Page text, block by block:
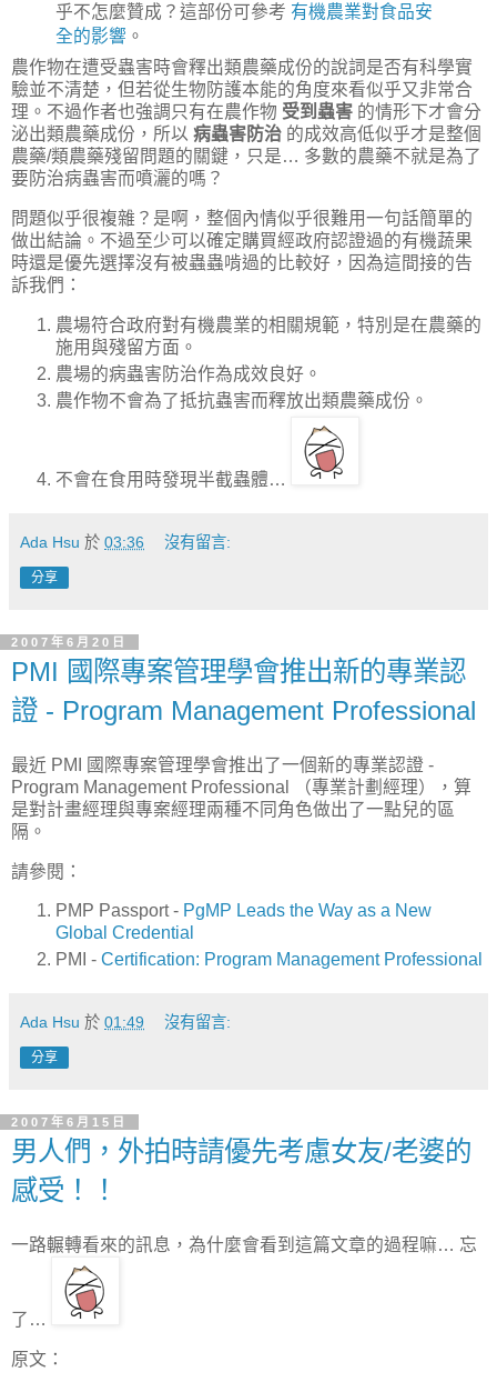
乎不怎麼贊成？這部份可參考 有機農業對食品安
全的影響 。
農作物在遭受蟲害時會釋出類農藥成份的說詞是否有科學實
驗並不清楚，但若從生物防護本能的角度來看似乎又非常合
理。不過作者也強調只有在農作物 受到蟲害 的情形下才會分
泌出類農藥成份，所以 病蟲害防治 的成效高低似乎才是整個
農藥/類農藥殘留問題的關鍵，只是… 多數的農藥不就是為了
要防治病蟲害而噴灑的嗎？
問題似乎很複雜？是啊，整個內情似乎很難用一句話簡單的
做出結論。不過至少可以確定購買經政府認證過的有機蔬果
時還是優先選擇沒有被蟲蟲啃過的比較好，因為這間接的告
訴我們：
農場符合政府對有機農業的相關規範，特別是在農藥的
施用與殘留方面。
農場的病蟲害防治作為成效良好。
農作物不會為了抵抗蟲害而釋放出類農藥成份。
不會在食用時發現半截蟲體…
Ada Hsu 於 03:36 沒有留言:
分享
2007年6月20日
PMI 國際專案管理學會推出新的專業認
證 - Program Management Professional
最近 PMI 國際專案管理學會推出了一個新的專業認證 -
Program Management Professional （專業計劃經理），算
是對計畫經理與專案經理兩種不同角色做出了一點兒的區
隔。
請參閱：
PMP Passport - PgMP Leads the Way as a New
Global Credential
PMI - Certification: Program Management Professional
Ada Hsu 於 01:49 沒有留言:
分享
2007年6月15日
男人們，外拍時請優先考慮女友/老婆的
感受！！
一路輾轉看來的訊息，為什麼會看到這篇文章的過程嘛… 忘
了…
原文：